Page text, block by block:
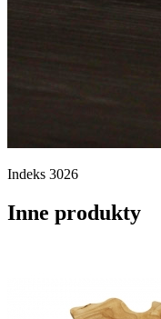
Indeks 3026
Inne produkty